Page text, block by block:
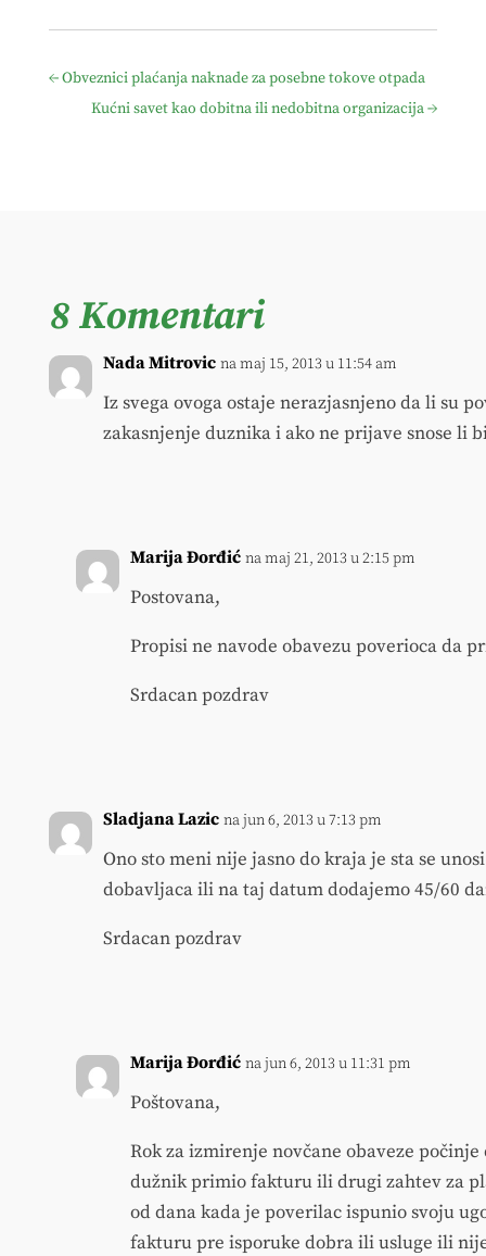
←Obveznici plaćanja naknade za posebne tokove otpada
Kućni savet kao dobitna ili nedobitna organizacija→
8 Komentari
Nada Mitrovic na maj 15, 2013 u 11:54 am
Iz svega ovoga ostaje nerazjasnjeno da li su
zakasnjenje duznika i ako ne prijave snose li
Marija Đorđić na maj 21, 2013 u 2:15 pm
Postovana,
Propisi ne navode obavezu poverioca da
Srdacan pozdrav
Sladjana Lazic na jun 6, 2013 u 7:13 pm
Ono sto meni nije jasno do kraja je sta se
dobavljaca ili na taj datum dodajemo 45/60
Srdacan pozdrav
Marija Đorđić na jun 6, 2013 u 11:31 pm
Poštovana,
Rok za izmirenje novčane obaveze
dužnik primio fakturu ili drugi zahtev za
od dana kada je poverilac ispunio svoju
fakturu pre isporuke dobra ili usluge ili